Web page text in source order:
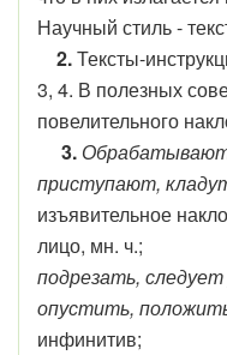
Научный стиль -
2.Тексты-
3, 4. В полезных
повелительного
3.
приступают,
изъявительное
лицо, мн. ч.;
подрезать,
опустить,
инфинитив;